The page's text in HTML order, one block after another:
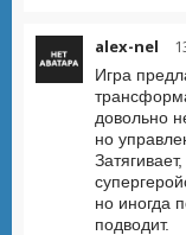
alex-nel
Игра
довольно
но
но иногда
подводит.